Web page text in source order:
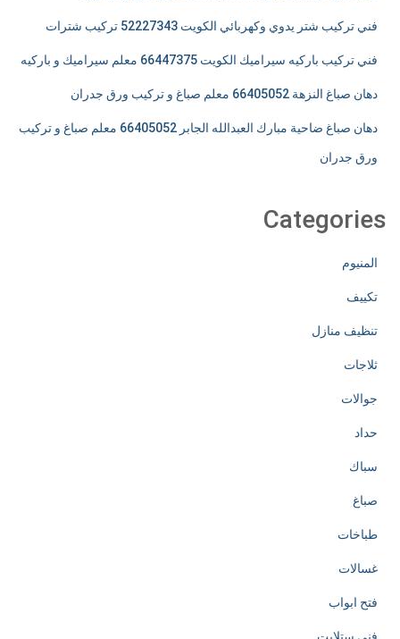
فني تركيب شتر يدوي وكهربائي الكويت 52227343 تركيب شترات
فني تركيب باركيه سيراميك الكويت 66447375 معلم سيراميك و باركيه
دهان صباغ النزهة 66405052 معلم صباغ و تركيب ورق جدران
دهان صباغ ضاحية مبارك العبدالله الجابر 66405052 معلم صباغ و تركيب
ورق جدران
Categories
المنيوم
تكييف
تنظيف منازل
ثلاجات
جوالات
حداد
سباك
صباغ
طباخات
غسالات
فتح ابواب
فني ستلايت